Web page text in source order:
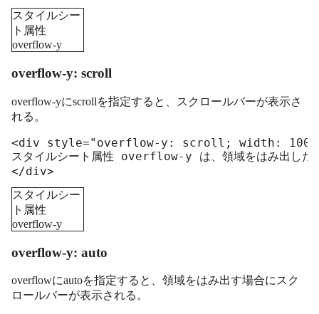
スタイルシー
ト属性
overflow-y
み出した要素
向のみ）を指
定します。
overflow-y: scroll
overflow-yにscrollを指定すると、スクロールバーが表示さ
れる。
<div style="overflow-y: scroll; width:
スタイルシート属性 overflow-y は、領域をはみ出した
</div>
スタイルシー
ト属性
overflow-y
み出した要素
向のみ）を指
定します。
overflow-y: auto
overflowにautoを指定すると、領域をはみ出す場合にスク
ロールバーが表示される。